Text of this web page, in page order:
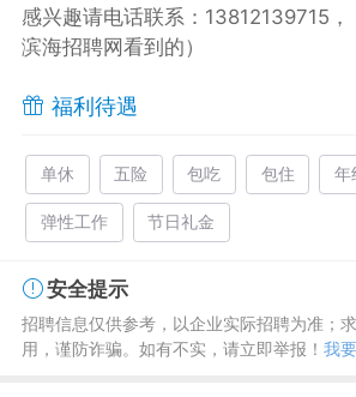
感兴趣请电话联系：13812139715
滨海招聘网看到的）
福利待遇
单休 五险 包吃 包住 年
弹性工作 节日礼金
安全提示
招聘信息仅供参考，以企业实际招聘为准；
用，谨防诈骗。如有不实，请立即举报！ 我